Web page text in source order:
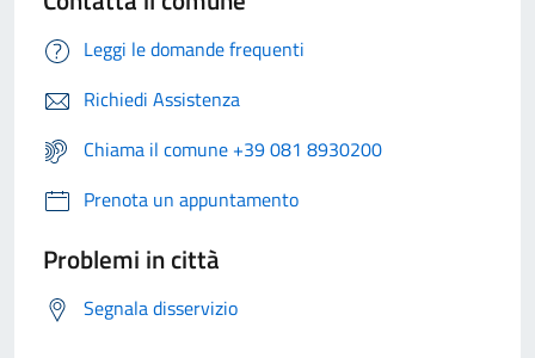
Leggi le domande frequenti
Richiedi Assistenza
Chiama il comune +39 081 8930200
Prenota un appuntamento
Problemi in città
Segnala disservizio